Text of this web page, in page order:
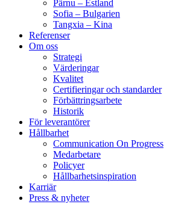
Pärnu – Estland
Sofia – Bulgarien
Tangxia – Kina
Referenser
Om oss
Strategi
Värderingar
Kvalitet
Certifieringar och standarder
Förbättringsarbete
Historik
För leverantörer
Hållbarhet
Communication On Progress
Medarbetare
Policyer
Hållbarhetsinspiration
Karriär
Press & nyheter